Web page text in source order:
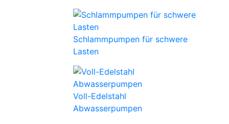
Schlammpumpen für schwere
Lasten
Voll-Edelstahl
Abwasserpumpen